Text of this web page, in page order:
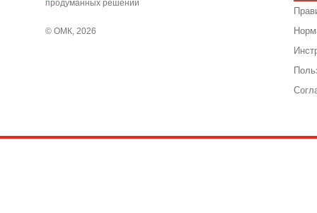
© ОМК, 2026